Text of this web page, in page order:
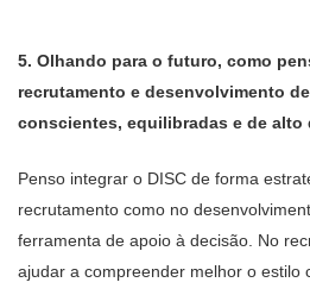
5. Olhando para o futuro, como
recrutamento e desenvolvimento
conscientes, equilibradas e de alto
Penso integrar o DISC de forma
recrutamento como no
ferramenta de apoio à decisão. No
ajudar a compreender melhor o estilo